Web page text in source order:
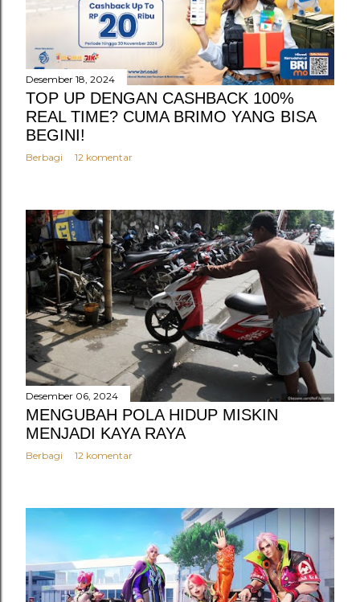
Desember 18, 2024
TOP UP DENGAN CASHBACK 100%
REAL TIME? CUMA BRIMO YANG BISA
BEGINI!
Berbagi 12 komentar
Desember 06, 2024
MENGUBAH POLA HIDUP MISKIN
MENJADI KAYA RAYA
Berbagi 12 komentar